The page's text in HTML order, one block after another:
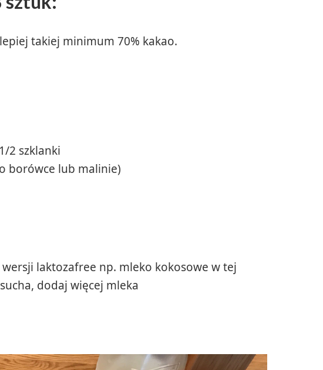
takiej minimum 70% kakao.
2 szklanki
borówce lub malinie)
laktozafree np. mleko kokosowe w tej
dodaj więcej mleka